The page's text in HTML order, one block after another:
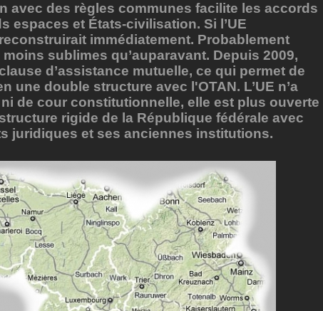
avec des règles communes facilite les accords
espaces et États-civilisation. Si l’UE
immédiatement. Probablement
sublimes qu’auparavant. Depuis 2009,
clause d’assistance mutuelle, ce qui permet de
une double structure avec l'OTAN. L’UE n’a
de cour constitutionnelle, elle est plus ouverte
rigide de la République fédérale avec
juridiques et ses anciennes institutions.